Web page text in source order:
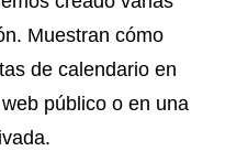
Muestran cómo
de calendario en
público o en una